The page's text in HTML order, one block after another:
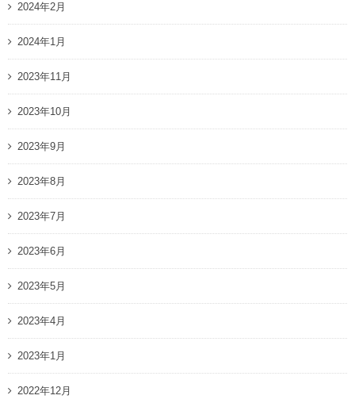
2024年2月
2024年1月
2023年11月
2023年10月
2023年9月
2023年8月
2023年7月
2023年6月
2023年5月
2023年4月
2023年1月
2022年12月